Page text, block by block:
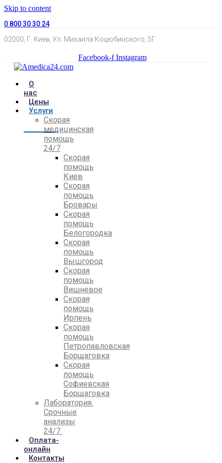
Skip to content
0 800 30 30 24
02000, Г. Киев, Ул. Михаила Коцюбинского, 5Г
Facebook-f Instagram
О
нас
Цены
Услуги
Скорая
медицинская
помощь
24/7
Скорая
помощь
Киев
Скорая
помощь
Бровары
Скорая
помощь
Белогородка
Скорая
помощь
Вышгород
Скорая
помощь
Вишневое
Скорая
помощь
Ирпень
Скорая
помощь
Петропавловская
Борщаговка
Скорая
помощь
Софиевская
Борщаговка
Лаборатория.
Срочные
анализы
24/7.
Оплата-
онлайн
Контакты